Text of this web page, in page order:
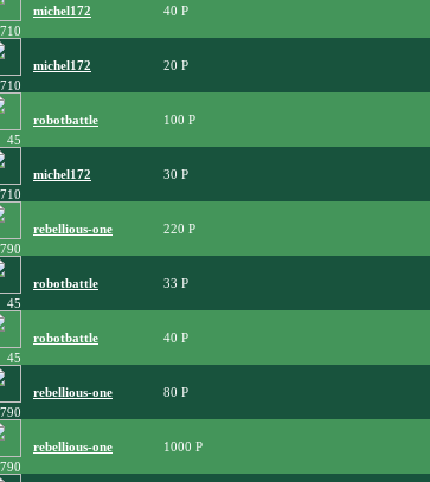
710
michel172 40
710
michel172 20
45
robotbattle 100
710
michel172 30
790
rebellious-one 220
45
robotbattle 33
45
robotbattle 40
790
rebellious-one 80
790
rebellious-one 1000